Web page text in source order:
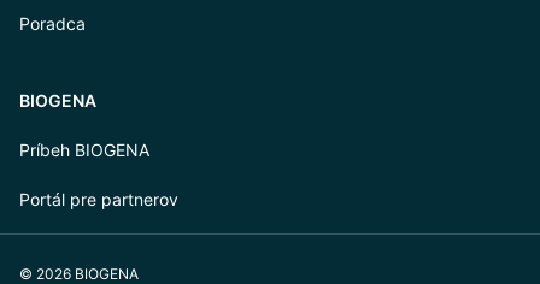
Poradca
BIOGENA
Príbeh BIOGENA
Portál pre partnerov
© 2026 BIOGENA